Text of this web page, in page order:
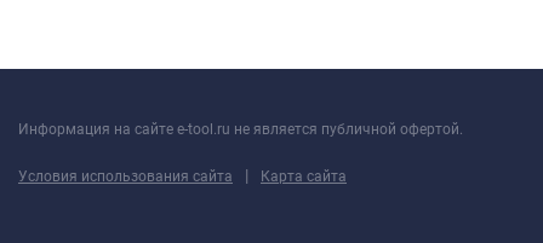
Информация на сайте e-tool.ru не является публичной офертой.
Условия использования сайта | Карта сайта